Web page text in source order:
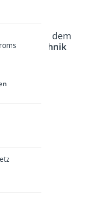
aus dem
Elektrotechnik